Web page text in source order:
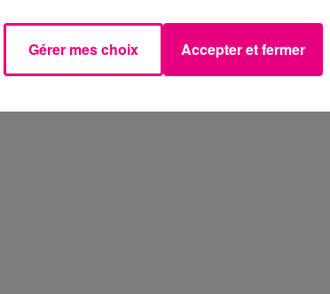
Gérer mes choix Accepter et fermer